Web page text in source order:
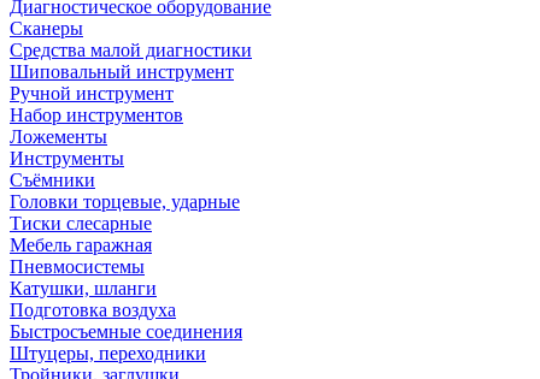
Диагностическое оборудование
Сканеры
Средства малой диагностики
Шиповальный инструмент
Ручной инструмент
Набор инструментов
Ложементы
Инструменты
Съёмники
Головки торцевые, ударные
Тиски слесарные
Мебель гаражная
Пневмосистемы
Катушки, шланги
Подготовка воздуха
Быстросъемные соединения
Штуцеры, переходники
Тройники, заглушки